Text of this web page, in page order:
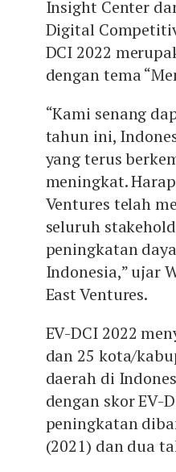
Insight Center
Digital
DCI 2022
dengan tema
“Kami senang
tahun ini,
yang terus
meningkat.
Ventures telah
seluruh
peningkatan
Indonesia,” ujar
East Ventures.
EV-DCI 2022
dan 25 kota/
daerah di
dengan skor EV-
peningkatan
(2021) dan dua